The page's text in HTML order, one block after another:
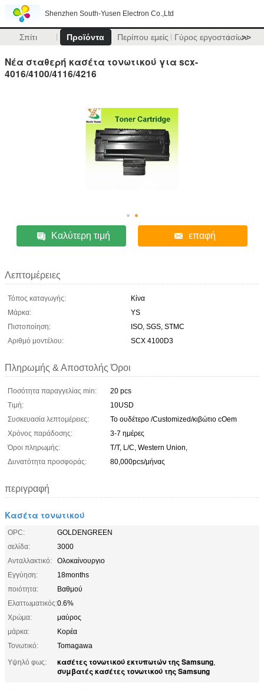
Shenzhen South-Yusen Electron Co.,Ltd
Σπίτι Προϊόντα Περίπου εμείς Γύρος εργοστασίων
>>
Νέα σταθερή κασέτα τονωτικού για scx-
4016/4100/4116/4216
Καλύτερη τιμή επαφή
Λεπτομέρειες
Τόπος καταγωγής:
Κίνα
Μάρκα:
YS
Πιστοποίηση:
ISO, SGS, STMC
Αριθμό μοντέλου:
SCX 4100D3
Πληρωμής & Αποστολής Όροι
Ποσότητα παραγγελίας min:
20 pcs
Τιμή:
10USD
Συσκευασία λεπτομέρειες:
Το ουδέτερο /Customized/κιβώτιο cOem
Χρόνος παράδοσης:
3-7 ημέρες
Όροι πληρωμής:
T/T, L/C, Western Union,
Δυνατότητα προσφοράς:
80,000pcs/μήνας
περιγραφή
Κασέτα τονωτικού
OPC:
GOLDENGREEN
σελίδα:
3000
Ανταλλακτικό:
Ολοκαίνουργιο
Εγγύηση:
18months
ποιότητα:
Βαθμού
Ελαττωματικός:0.6%
Χρώμα:
μαύρος
μάρκα:
Κορέα
Τονωτικό:
Tomagawa
Υψηλό φως:
κασέτες τονωτικού εκτυπωτών της Samsung,
συμβατές κασέτες τονωτικού της Samsung